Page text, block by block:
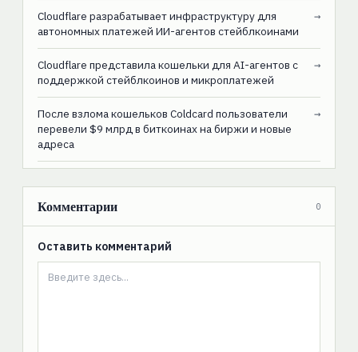
Cloudflare разрабатывает инфраструктуру для
автономных платежей ИИ-агентов стейблкоинами
→
Cloudflare представила кошельки для AI-агентов с
поддержкой стейблкоинов и микроплатежей
→
После взлома кошельков Coldcard пользователи
перевели $9 млрд в биткоинах на биржи и новые
адреса
→
Комментарии 0
Оставить комментарий